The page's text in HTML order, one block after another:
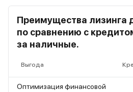
Преимущества лизинга
по сравнению с
за наличные.
Выгода
Оптимизация финансовой